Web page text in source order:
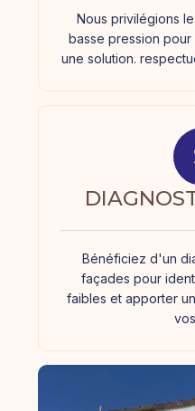
Nous privilégions
basse pression
une solution.
Bénéficiez d'un
façades pour
faibles et apporter